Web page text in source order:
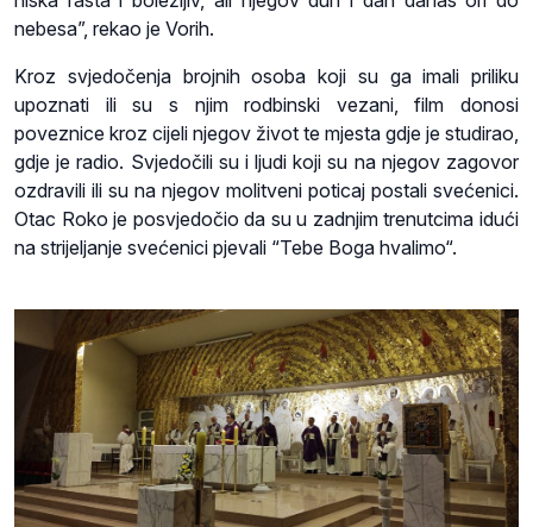
nebesa”, rekao je Vorih.
Kroz svjedočenja brojnih osoba koji su ga imali priliku
upoznati ili su s njim rodbinski vezani, film donosi
poveznice kroz cijeli njegov život te mjesta gdje je studirao,
gdje je radio. Svjedočili su i ljudi koji su na njegov zagovor
ozdravili ili su na njegov molitveni poticaj postali svećenici.
Otac Roko je posvjedočio da su u zadnjim trenutcima idući
na strijeljanje svećenici pjevali “Tebe Boga hvalimo“.